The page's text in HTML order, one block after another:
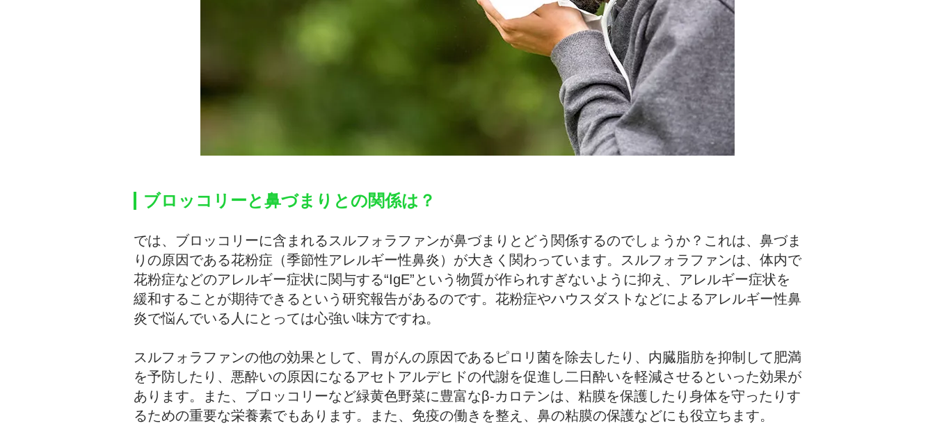
ブロッコリーと鼻づまりとの関係は？
では、ブロッコリーに含まれるスルフォラファンが鼻づまりとどう関係するのでしょうか？これは、鼻づま
りの原因である花粉症（季節性アレルギー性鼻炎）が大きく関わっています。スルフォラファンは、体内で
花粉症などのアレルギー症状に関与する“IgE”という物質が作られすぎないように抑え、アレルギー症状を
緩和することが期待できるという研究報告があるのです。花粉症やハウスダストなどによるアレルギー性鼻
炎で悩んでいる人にとっては心強い味方ですね。
スルフォラファンの他の効果として、胃がんの原因であるピロリ菌を除去したり、内臓脂肪を抑制して肥満
を予防したり、悪酔いの原因になるアセトアルデヒドの代謝を促進し二日酔いを軽減させるといった効果が
あります。また、ブロッコリーなど緑黄色野菜に豊富なβ-カロテンは、粘膜を保護したり身体を守ったりす
るための重要な栄養素でもあります。また、免疫の働きを整え、鼻の粘膜の保護などにも役立ちます。